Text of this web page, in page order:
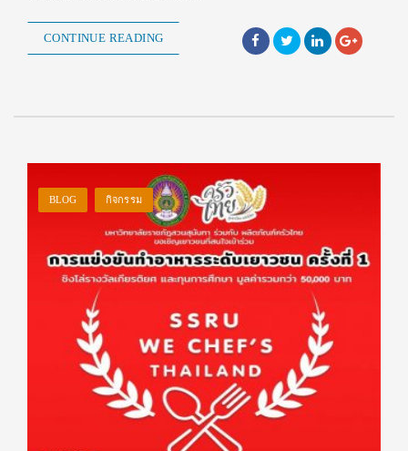
CONTINUE READING
BLOG กิจกรรม